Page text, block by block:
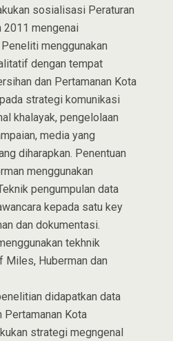
sosialisasi Peraturan
2011 mengenai
menggunakan
dengan tempat
dan Pertamanan Kota
strategi komunikasi
khalayak, pengelolaan
media yang
diharapkan. Penentuan
menggunakan
pengumpulan data
kepada satu key
dan dokumentasi.
tekhnik
Huberman dan
didapatkan data
Pertamanan Kota
strategi megngenal